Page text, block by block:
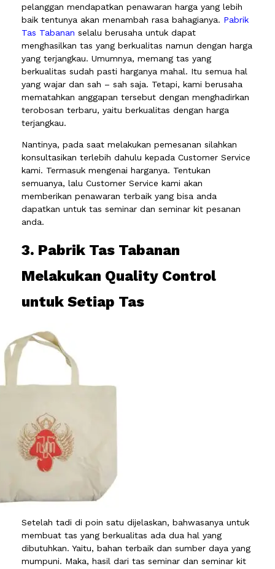
pelanggan mendapatkan penawaran harga yang lebih
baik tentunya akan menambah rasa bahagianya. Pabrik
Tas Tabanan selalu berusaha untuk dapat
menghasilkan tas yang berkualitas namun dengan harga
yang terjangkau. Umumnya, memang tas yang
berkualitas sudah pasti harganya mahal. Itu semua hal
yang wajar dan sah – sah saja. Tetapi, kami berusaha
mematahkan anggapan tersebut dengan menghadirkan
terobosan terbaru, yaitu berkualitas dengan harga
terjangkau.
Nantinya, pada saat melakukan pemesanan silahkan
konsultasikan terlebih dahulu kepada Customer Service
kami. Termasuk mengenai harganya. Tentukan
semuanya, lalu Customer Service kami akan
memberikan penawaran terbaik yang bisa anda
dapatkan untuk tas seminar dan seminar kit pesanan
anda.
3. Pabrik Tas Tabanan
Melakukan Quality Control
untuk Setiap Tas
Setelah tadi di poin satu dijelaskan, bahwasanya untuk
membuat tas yang berkualitas ada dua hal yang
dibutuhkan. Yaitu, bahan terbaik dan sumber daya yang
mumpuni. Maka, hasil dari tas seminar dan seminar kit